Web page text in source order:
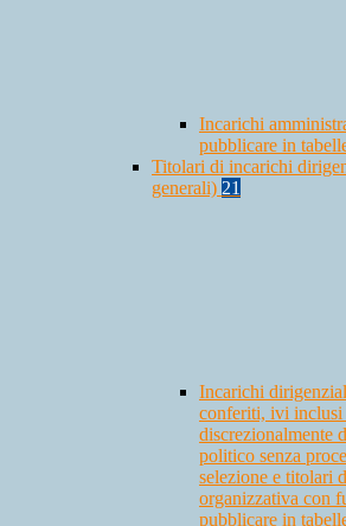
Incarichi
pubblicare in
Titolari di incarichi
generali) 21
Incarichi
conferiti, ivi
discrezionalmente
politico senza
selezione e titolari
organizzativa con
pubblicare in